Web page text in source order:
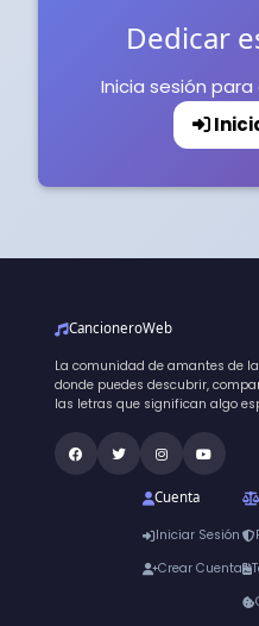
Dedicar
Inicia sesión
CancioneroWeb
La comunidad de amantes de
donde puedes descubrir,
las letras que significan algo
Cuenta
Iniciar Sesión
Crear Cuenta